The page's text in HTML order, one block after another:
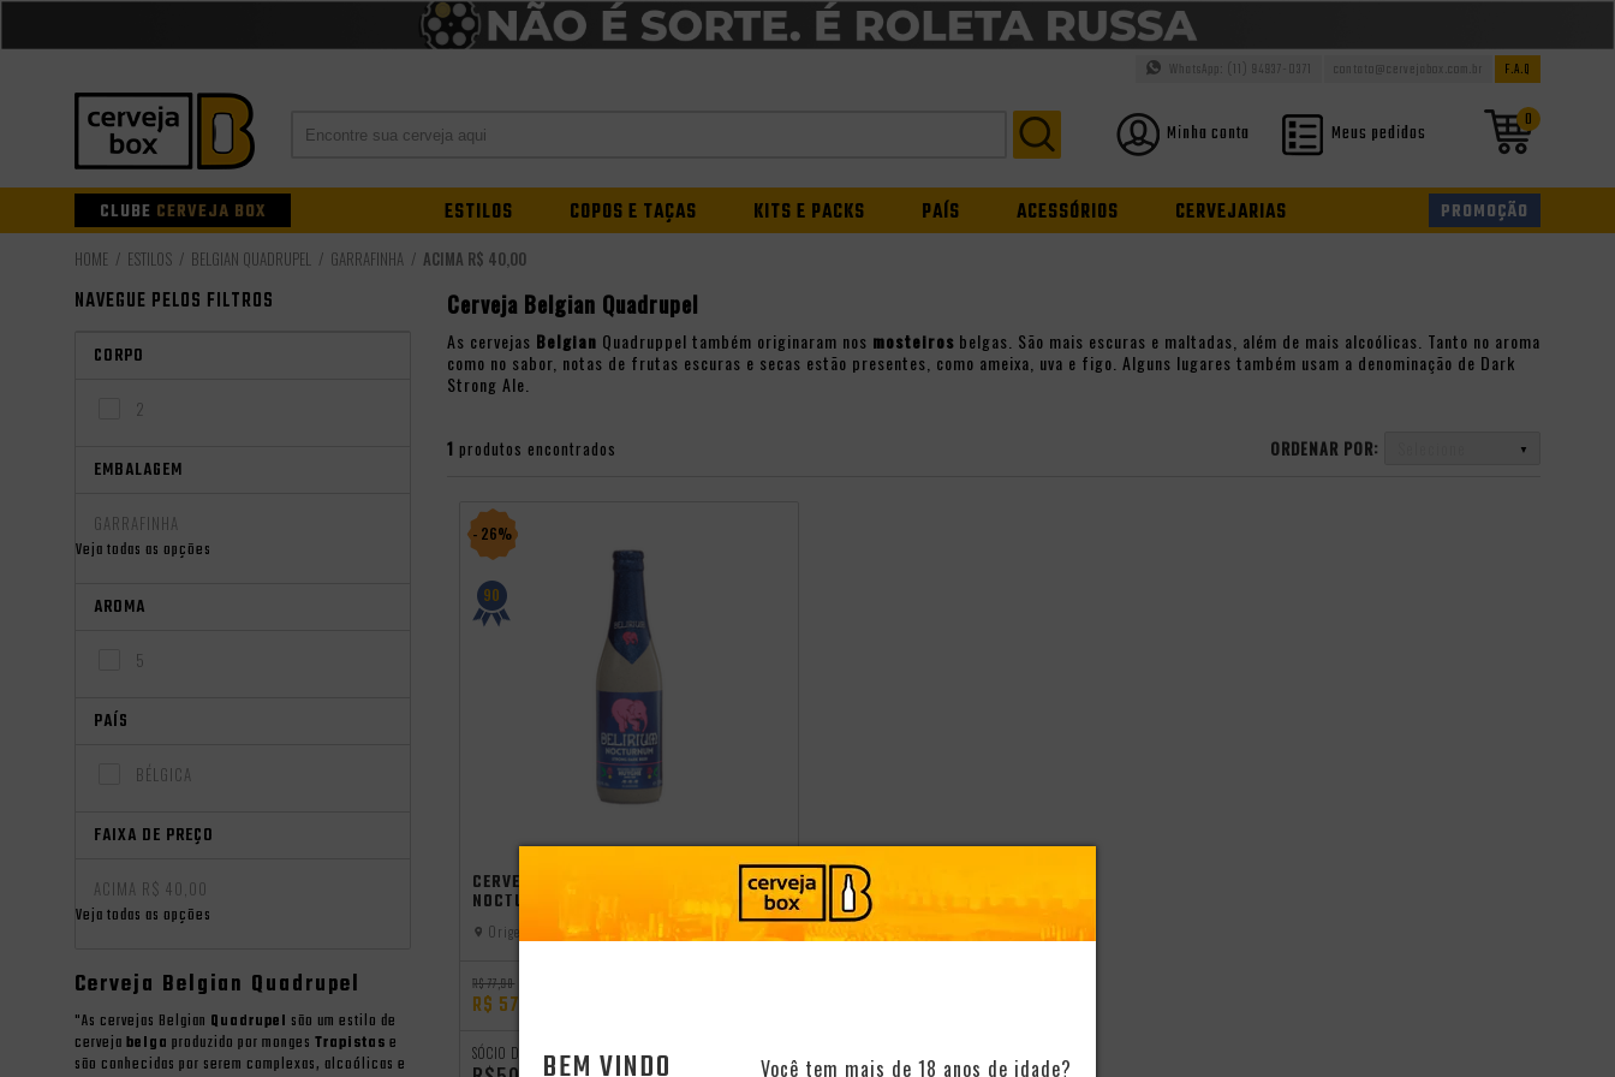
F.A.Q
contato@cervejabox.com.br
WhatsApp: (11) 94937-0371
0
Minha conta Meus pedidos
CLUBE CERVEJA BOX ESTILOS COPOS E TAÇAS KITS E PACKS PAÍS ACESSÓRIOS CERVEJARIAS PROMOÇÃO
ESTILOS BELGIAN QUADRUPEL GARRAFINHA ACIMA R$ 40,00
NAVEGUE PELOS FILTROS
CORPO
2
EMBALAGEM
GARRAFINHA
Veja todas as opções
AROMA
5
PAÍS
BÉLGICA
FAIXA DE PREÇO
ACIMA R$ 40,00
Veja todas as opções
Cerveja Belgian Quadrupel
"As cervejas Belgian Quadrupel são um estilo de
cerveja belga produzido por monges Trapistas e
são conhecidas por serem complexas, alcoólicas e
Cerveja Belgian Quadrupel
As cervejas Belgian Quadruppel também originaram nos mosteiros belgas. São mais escuras e maltadas, além de mais alcoólicas. Tanto no aroma
como no sabor, notas de frutas escuras e secas estão presentes, como ameixa, uva e figo. Alguns lugares também usam a denominação de Dark
Strong Ale.
1 produtos encontrados ORDENAR POR:
- 26%
90
CERVEJA BELGA DELIRIUM
NOCTURNUM 330ML
Origem: Bélgica
R$ 77,98
R$ 57,98
SÓCIO DO CLUBE CONHEÇA O CLUBE
BEM VINDO Você tem mais de 18 anos de idade?